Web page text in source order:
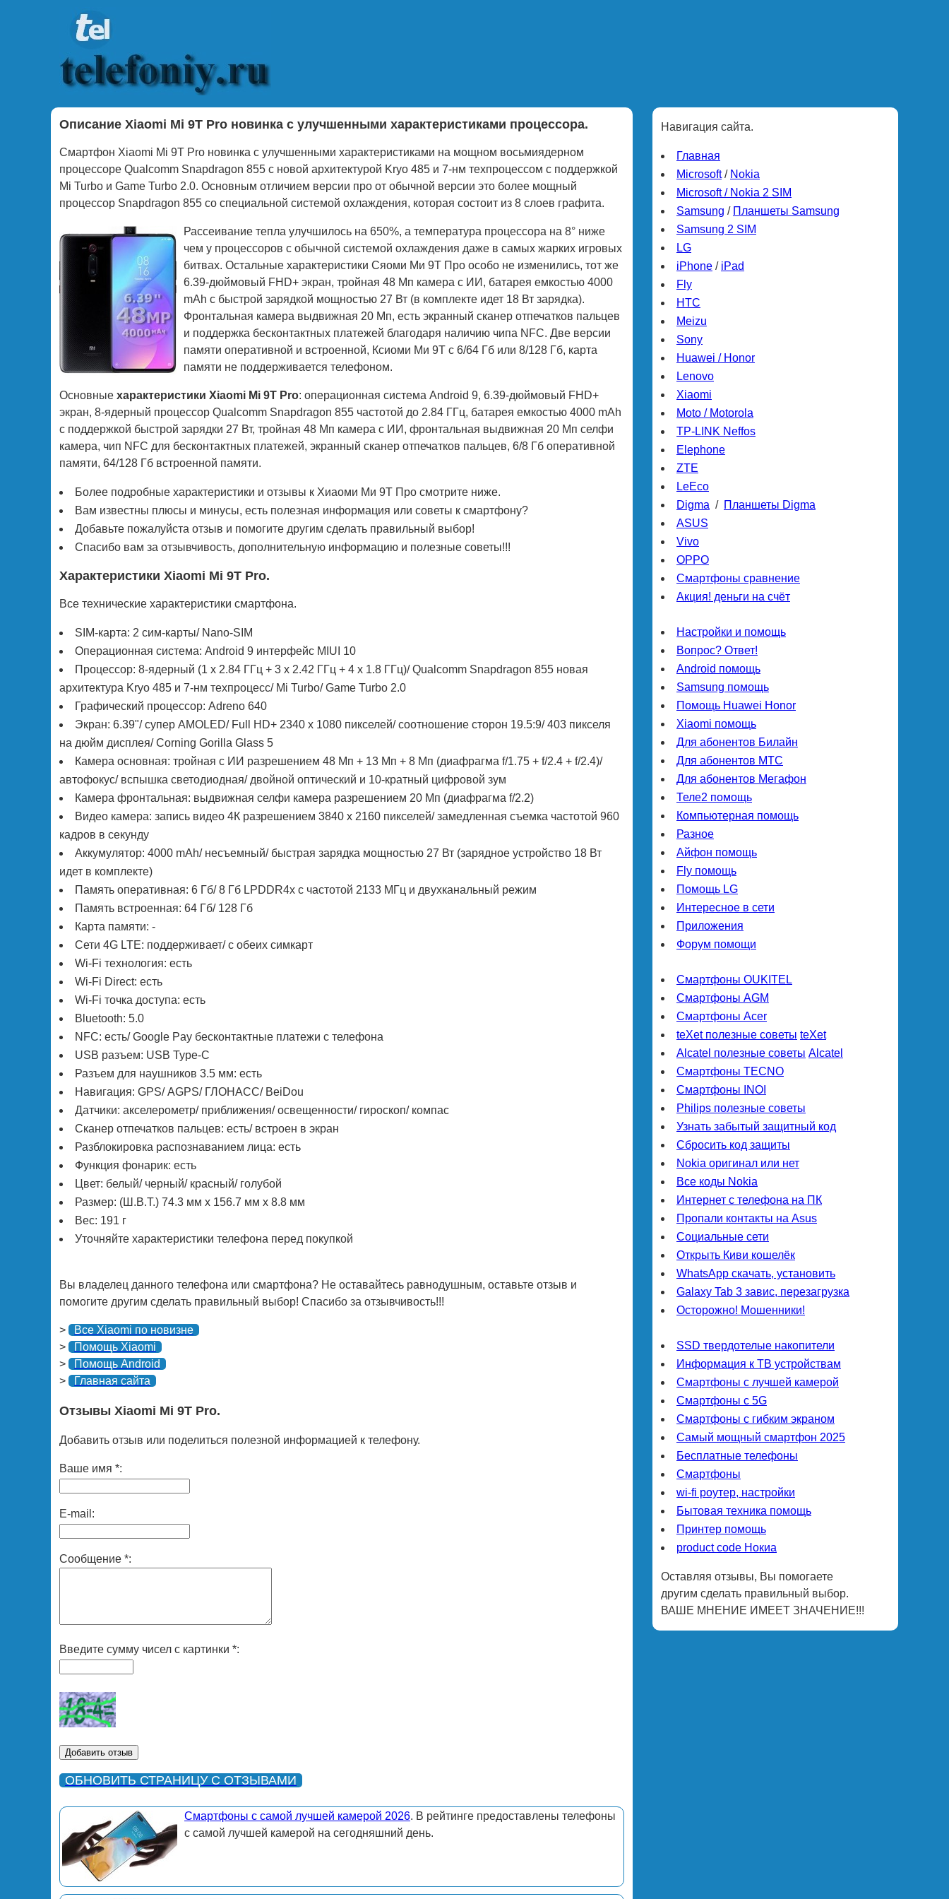
Описание Xiaomi Mi 9T Pro новинка с улучшенными характеристиками процессора.
Смартфон Xiaomi Mi 9T Pro новинка с улучшенными характеристиками на мощном восьмиядерном
процессоре Qualcomm Snapdragon 855 с новой архитектурой Kryo 485 и 7-нм техпроцессом с поддержкой
Mi Turbo и Game Turbo 2.0. Основным отличием версии про от обычной версии это более мощный
процессор Snapdragon 855 со специальной системой охлаждения, которая состоит из 8 слоев графита.
Рассеивание тепла улучшилось на 650%, а температура процессора на 8° ниже
чем у процессоров с обычной системой охлаждения даже в самых жарких игровых
битвах. Остальные характеристики Сяоми Ми 9Т Про особо не изменились, тот же
6.39-дюймовый FHD+ экран, тройная 48 Мп камера с ИИ, батарея емкостью 4000
mAh с быстрой зарядкой мощностью 27 Вт (в комплекте идет 18 Вт зарядка).
Фронтальная камера выдвижная 20 Мп, есть экранный сканер отпечатков пальцев
и поддержка бесконтактных платежей благодаря наличию чипа NFC. Две версии
памяти оперативной и встроенной, Ксиоми Ми 9Т с 6/64 Гб или 8/128 Гб, карта
памяти не поддерживается телефоном.
Основные характеристики Xiaomi Mi 9T Pro: операционная система Android 9, 6.39-дюймовый FHD+
экран, 8-ядерный процессор Qualcomm Snapdragon 855 частотой до 2.84 ГГц, батарея емкостью 4000 mAh
с поддержкой быстрой зарядки 27 Вт, тройная 48 Мп камера с ИИ, фронтальная выдвижная 20 Мп селфи
камера, чип NFC для бесконтактных платежей, экранный сканер отпечатков пальцев, 6/8 Гб оперативной
памяти, 64/128 Гб встроенной памяти.
Более подробные характеристики и отзывы к Хиаоми Ми 9Т Про смотрите ниже.
Вам известны плюсы и минусы, есть полезная информация или советы к смартфону?
Добавьте пожалуйста отзыв и помогите другим сделать правильный выбор!
Спасибо вам за отзывчивость, дополнительную информацию и полезные советы!!!
Характеристики Xiaomi Mi 9T Pro.
Все технические характеристики смартфона.
SIM-карта: 2 сим-карты/ Nano-SIM
Операционная система: Android 9 интерфейс MIUI 10
Процессор: 8-ядерный (1 х 2.84 ГГц + 3 х 2.42 ГГц + 4 х 1.8 ГГц)/ Qualcomm Snapdragon 855 новая
архитектура Kryo 485 и 7-нм техпроцесс/ Mi Turbo/ Game Turbo 2.0
Графический процессор: Adreno 640
Экран: 6.39"/ супер AMOLED/ Full HD+ 2340 х 1080 пикселей/ соотношение сторон 19.5:9/ 403 пикселя
на дюйм дисплея/ Corning Gorilla Glass 5
Камера основная: тройная с ИИ разрешением 48 Мп + 13 Мп + 8 Мп (диафрагма f/1.75 + f/2.4 + f/2.4)/
автофокус/ вспышка светодиодная/ двойной оптический и 10-кратный цифровой зум
Камера фронтальная: выдвижная селфи камера разрешением 20 Мп (диафрагма f/2.2)
Видео камера: запись видео 4К разрешением 3840 х 2160 пикселей/ замедленная съемка частотой 960
кадров в секунду
Аккумулятор: 4000 mAh/ несъемный/ быстрая зарядка мощностью 27 Вт (зарядное устройство 18 Вт
идет в комплекте)
Память оперативная: 6 Гб/ 8 Гб LPDDR4x с частотой 2133 МГц и двухканальный режим
Память встроенная: 64 Гб/ 128 Гб
Карта памяти: -
Сети 4G LTE: поддерживает/ с обеих симкарт
Wi-Fi технология: есть
Wi-Fi Direct: есть
Wi-Fi точка доступа: есть
Bluetooth: 5.0
NFC: есть/ Google Pay бесконтактные платежи с телефона
USB разъем: USB Type-C
Разъем для наушников 3.5 мм: есть
Навигация: GPS/ АGPS/ ГЛОНАСС/ BeiDou
Датчики: акселерометр/ приближения/ освещенности/ гироскоп/ компас
Сканер отпечатков пальцев: есть/ встроен в экран
Разблокировка распознаванием лица: есть
Функция фонарик: есть
Цвет: белый/ черный/ красный/ голубой
Размер: (Ш.В.Т.) 74.3 мм х 156.7 мм х 8.8 мм
Вес: 191 г
Уточняйте характеристики телефона перед покупкой
Вы владелец данного телефона или смартфона? Не оставайтесь равнодушным, оставьте отзыв и
помогите другим сделать правильный выбор! Спасибо за отзывчивость!!!
>
Все Xiaomi по новизне
>
Помощь Xiaomi
>
Помощь Android
>
Главная сайта
Отзывы Xiaomi Mi 9T Pro.
Добавить отзыв или поделиться полезной информацией к телефону.
Ваше имя *:
E-mail:
Сообщение *:
Введите сумму чисел с картинки *:
ОБНОВИТЬ СТРАНИЦУ С ОТЗЫВАМИ
Смартфоны с самой лучшей камерой 2026. В рейтинге предоставлены телефоны
с самой лучшей камерой на сегодняшний день.
Навигация сайта.
Главная
Microsoft/ Nokia
Microsoft / Nokia 2 SIM
Samsung / Планшеты Samsung
Samsung 2 SIM
LG
iPhone / iPad
Fly
HTC
Meizu
Sony
Huawei / Honor
Lenovo
Xiaomi
Moto / Motorola
TP-LINK Neffos
Elephone
ZTE
LeEco
Digma / Планшеты Digma
ASUS
Vivo
OPPO
Смартфоны сравнение
Акция! деньги на счёт
Настройки и помощь
Вопрос? Ответ!
Android помощь
Samsung помощь
Помощь Huawei Honor
Xiaomi помощь
Для абонентов Билайн
Для абонентов МТС
Для абонентов Мегафон
Теле2 помощь
Компьютерная помощь
Разное
Айфон помощь
Fly помощь
Помощь LG
Интересное в сети
Приложения
Форум помощи
Смартфоны OUKITEL
Смартфоны AGM
Смартфоны Acer
teXet полезные советы teXet
Alcatel полезные советы Alcatel
Смартфоны TECNO
Смартфоны INOI
Philips полезные советы
Узнать забытый защитный код
Сбросить код защиты
Nokia оригинал или нет
Все коды Nokia
Интернет с телефона на ПК
Пропали контакты на Asus
Социальные сети
Открыть Киви кошелёк
WhatsApp скачать, установить
Galaxy Tab 3 завис, перезагрузка
Осторожно! Мошенники!
SSD твердотелые накопители
Информация к ТВ устройствам
Смартфоны с лучшей камерой
Смартфоны с 5G
Смартфоны с гибким экраном
Самый мощный смартфон 2025
Бесплатные телефоны
Смартфоны
wi-fi роутер, настройки
Бытовая техника помощь
Принтер помощь
product code Нокиа
Оставляя отзывы, Вы помогаете
другим сделать правильный выбор.
ВАШЕ МНЕНИЕ ИМЕЕТ ЗНАЧЕНИЕ!!!